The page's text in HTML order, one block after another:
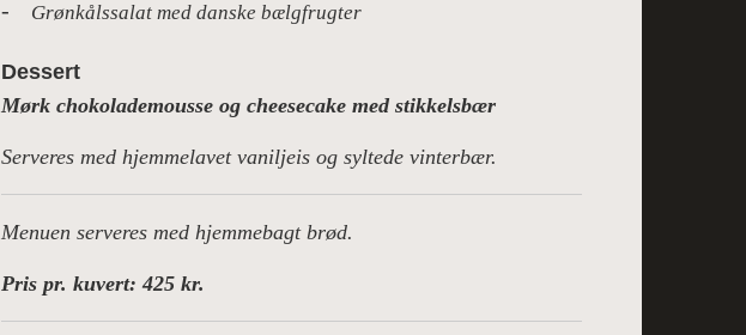
Grønkålssalat med danske bælgfrugter
Dessert
Mørk chokolademousse og cheesecake med stikkelsbær
Serveres med hjemmelavet vaniljeis og syltede vinterbær.
Menuen serveres med hjemmebagt brød.
Pris pr. kuvert: 425 kr.